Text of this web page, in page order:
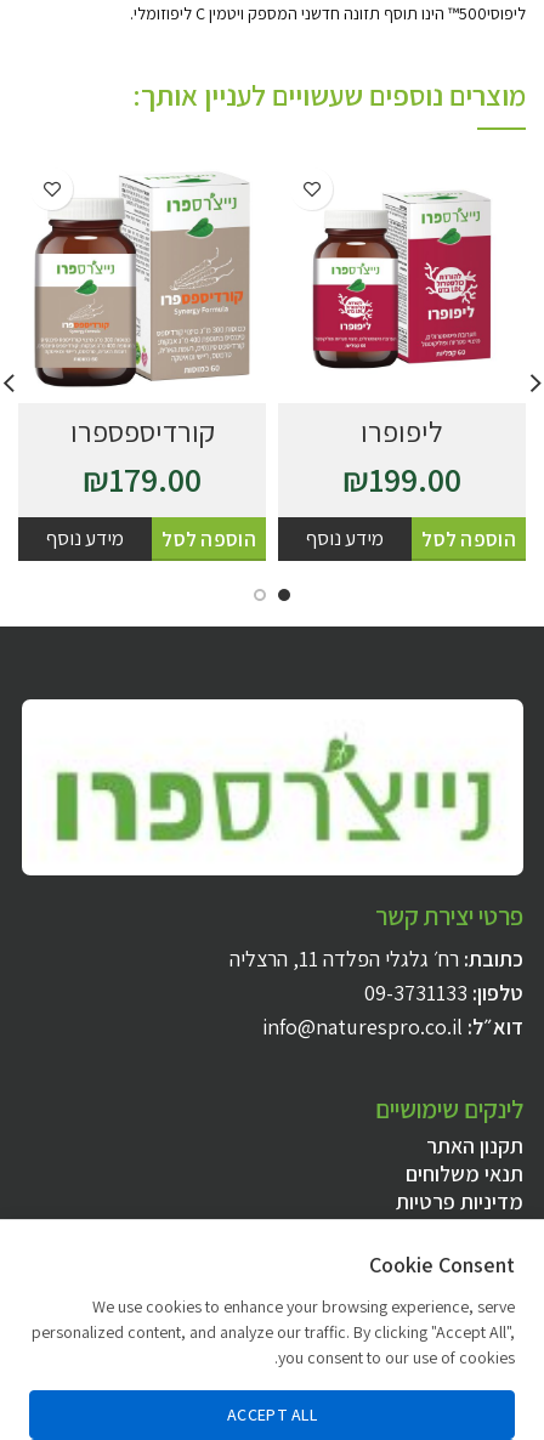
ליפוסי500™ הינו תוסף תזונה חדשני המספק ויטמין C ליפוזומלי.
מוצרים נוספים שעשויים לעניין אותך:
ליפופרו
₪199.00
הוספה לסל מידע נוסף
קורדיספספרו
₪179.00
הוספה לסל מידע נוסף
פרטי יצירת קשר
כתובת: רח׳ גלגלי הפלדה 11, הרצליה
טלפון: 09-3731133
דוא״ל: info@naturespro.co.il
לינקים שימושיים
תקנון האתר
תנאי משלוחים
מדיניות פרטיות
הצהרת נגישות
יצירת קשר ושעות פעילות
טלפון להזמנות:1-800-07-11-33
Cookie Consent
We use cookies to enhance your browsing experience, serve
personalized content, and analyze our traffic. By clicking "Accept All",
you consent to our use of cookies.
ACCEPT ALL
המשתמש, ניתוח נתוני שימוש והתאמת פרסומות. באפשרותך לעיין בפרטים נוספים